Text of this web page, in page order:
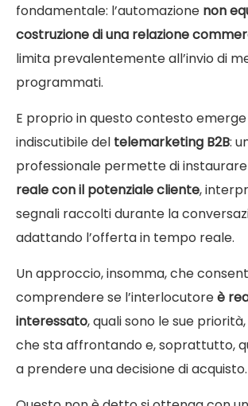
fondamentale: l’automazione non
costruzione di una relazione
limita prevalentemente all’invio di
programmati.
E proprio in questo contesto
indiscutibile del telemarketing B2B:
professionale permette di
reale con il potenziale cliente,
segnali raccolti durante la
adattando l’offerta in tempo reale.
Un approccio, insomma, che
comprendere se l’interlocutoreè
interessato, quali sono le sue
che sta affrontando e, soprattutto,
a prendere una decisione di acquisto.